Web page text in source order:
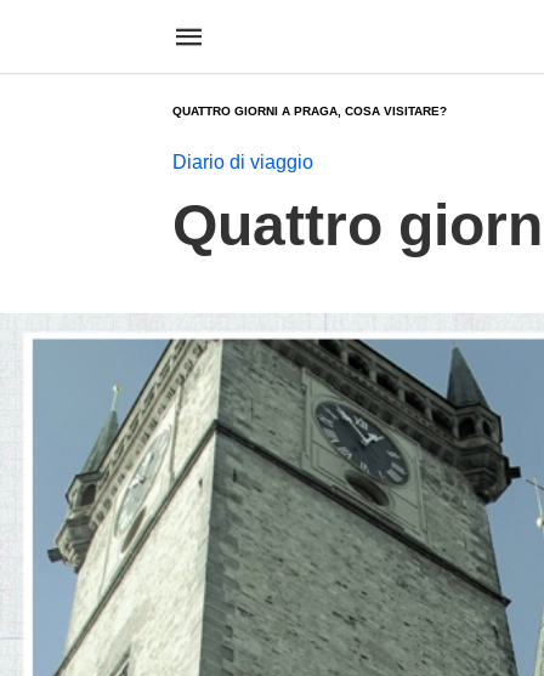
QUATTRO GIORNI A PRAGA, COSA VISITARE?
Diario di viaggio
Quattro